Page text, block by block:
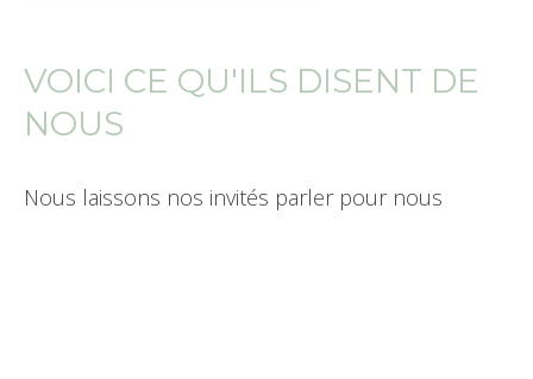
VOICI CE QU'ILS DISENT DE
NOUS
Nous laissons nos invités parler pour nous